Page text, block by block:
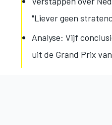
"Liever geen
Analyse: Vijf
uit de Grand Prix